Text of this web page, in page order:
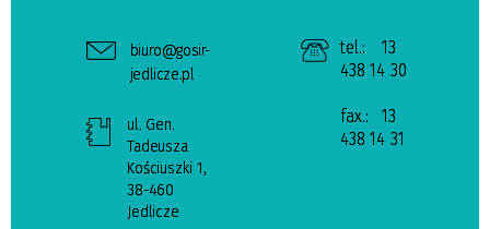
biuro@gosir-
jedlicze.pl
ul. Gen.
Tadeusza
Kościuszki 1,
38-460
Jedlicze
tel.:
13
438 14 30
fax.:
13
438 14 31